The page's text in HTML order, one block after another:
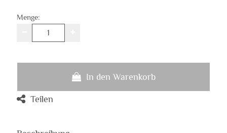
Menge:
In den Warenkorb
Teilen